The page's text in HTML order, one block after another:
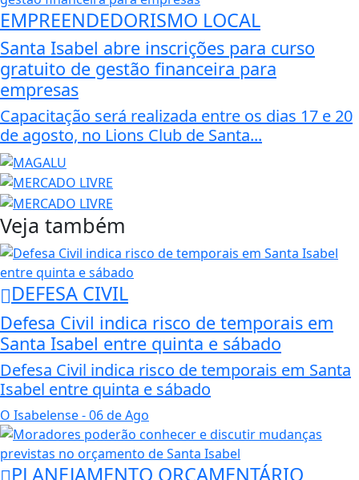
EMPREENDEDORISMO LOCAL
Santa Isabel abre inscrições para curso
gratuito de gestão financeira para
empresas
Capacitação será realizada entre os dias 17 e 20
de agosto, no Lions Club de Santa...
Veja também
DEFESA CIVIL
Defesa Civil indica risco de temporais em
Santa Isabel entre quinta e sábado
Defesa Civil indica risco de temporais em Santa
Isabel entre quinta e sábado
O Isabelense- 06 de Ago
PLANEJAMENTO ORÇAMENTÁRIO